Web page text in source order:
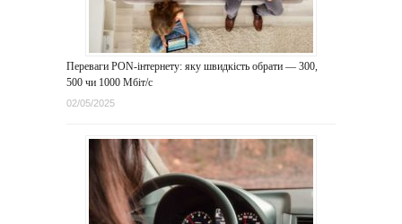
Переваги PON-інтернету: яку швидкість обрати — 300,
500 чи 1000 Мбіт/с
02/05/2025